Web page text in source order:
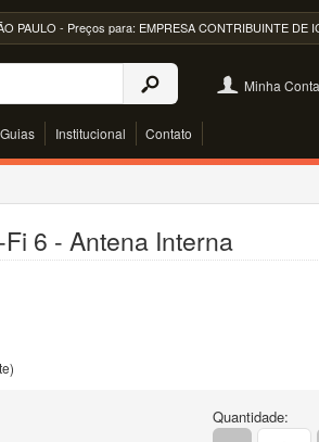
PAULO - Preços para: EMPRESA CONTRIBUINTE DE
Minha Conta
Guias Institucional Contato
6 - Antena Interna
Quantidade: